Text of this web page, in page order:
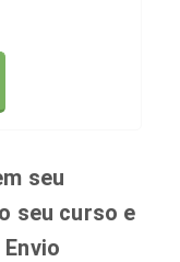
seu
seu curso e